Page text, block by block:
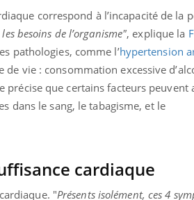
correspond à l’incapacité de la
besoins de l’organisme", explique la
pathologies, comme l’hypertension
vie : consommation excessive
précise que certains facteurs peuvent
dans le sang, le tabagisme, et le
cardiaque
"Présents isolément, ces 4